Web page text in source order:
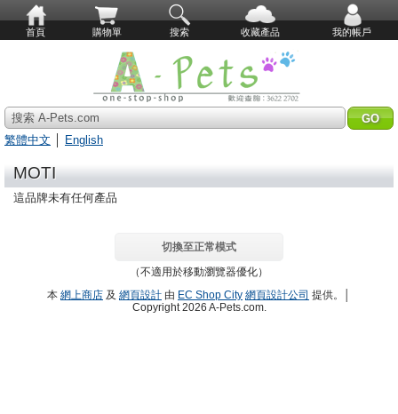
首頁 購物單 搜索 收藏產品 我的帳戶
搜索 A-Pets.com
繁體中文
English
MOTI
這品牌未有任何產品
切換至正常模式
（不適用於移動瀏覽器優化）
本 網上商店 及 網頁設計 由 EC Shop City 網頁設計公司 提供。│
Copyright 2026 A-Pets.com.